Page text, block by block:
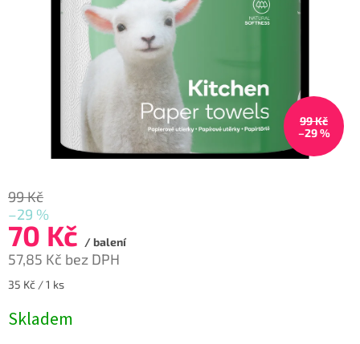
99 Kč
–29 %
99 Kč
–29 %
70 Kč / balení
57,85 Kč bez DPH
Měrná
35 Kč / 1 ks
Skladem